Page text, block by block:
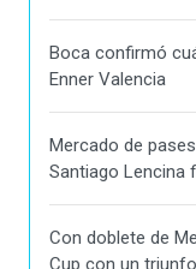
Boca confirmó
Enner Valencia
Mercado de
Santiago Lencina
Con doblete de